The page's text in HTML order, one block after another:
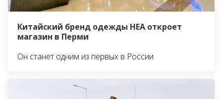
Китайский бренд одежды HEA откроет
магазин в Перми
Он станет одним из первых в России